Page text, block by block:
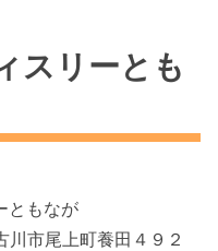
スリーとも
ともなが
市尾上町養田４９２